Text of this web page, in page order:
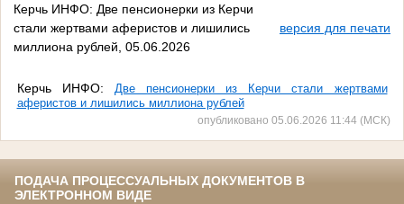
Керчь ИНФО: Две пенсионерки из Керчи
стали жертвами аферистов и лишились
миллиона рублей, 05.06.2026
версия для печати
Керчь ИНФО:
Две пенсионерки из Керчи стали жертвами
аферистов и лишились миллиона рублей
опубликовано 05.06.2026 11:44 (МСК)
ПОДАЧА ПРОЦЕССУАЛЬНЫХ ДОКУМЕНТОВ В
ЭЛЕКТРОННОМ ВИДЕ